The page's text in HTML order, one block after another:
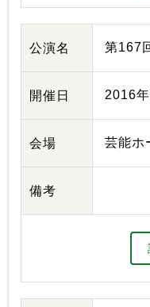
公演名 第167
開催日 2016
会場 芸能ホ
備考